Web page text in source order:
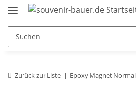
Zurück zur Liste Epoxy Magnet Normal